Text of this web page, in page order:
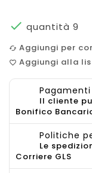
 quantità 9
cached Aggiungi per
favorite_border Aggiungi alla
Il cliente
Bonifico
Politiche
Le
Corriere GLS